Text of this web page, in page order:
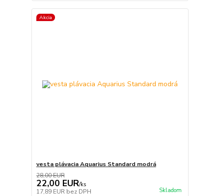
Akcia
vesta plávacia Aquarius Standard modrá
28,00 EUR
22,00 EUR/ks
17,89 EUR bez DPH Skladom